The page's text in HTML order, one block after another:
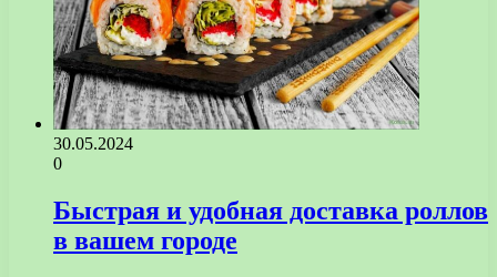
30.05.2024
0
Быстрая и удобная доставка роллов
в вашем городе